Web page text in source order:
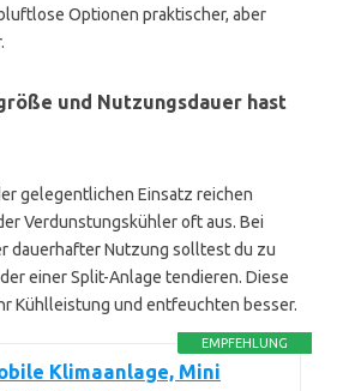
Optionen praktischer, aber
und Nutzungsdauer hast
gelegentlichen Einsatz reichen
Verdunstungskühler oft aus. Bei
dauerhafter Nutzung solltest du zu
einer Split-Anlage tendieren. Diese
Kühlleistung und entfeuchten besser.
EMPFEHLUNG
Klimaanlage, Mini